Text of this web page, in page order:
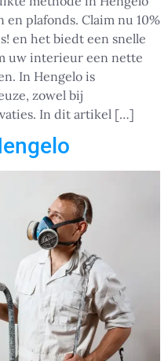
plafonds. Claim nu 10%
en het biedt een snelle
uw interieur een nette
In Hengelo is
zowel bij
In dit artikel […]